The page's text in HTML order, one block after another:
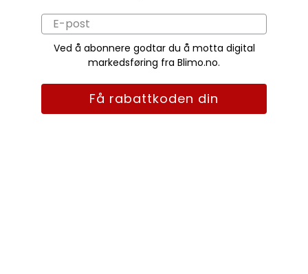
Ved å abonnere godtar du å motta digital
markedsføring fra Blimo.no.
Få rabattkoden din